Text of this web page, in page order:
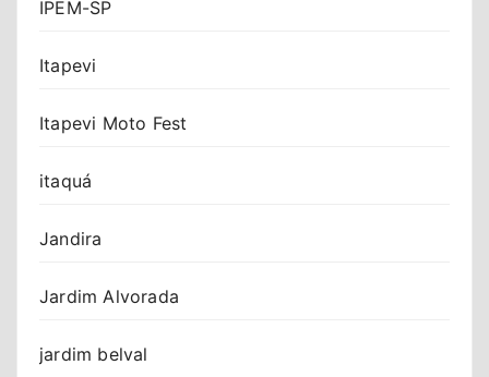
IPEM-SP
Itapevi
Itapevi Moto Fest
itaquá
Jandira
Jardim Alvorada
jardim belval